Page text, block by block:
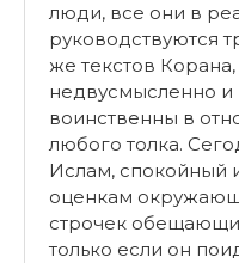
люди, все они в
руководствуются
же текстов
недвусмысленно и
воинственны в
любого толка.
Ислам, спокойный
оценкам
строчек
только если он